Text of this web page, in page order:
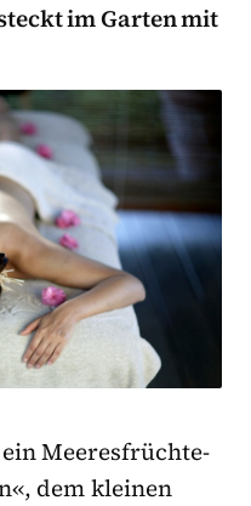
im Garten mit
Meeresfrüchte-
dem kleinen